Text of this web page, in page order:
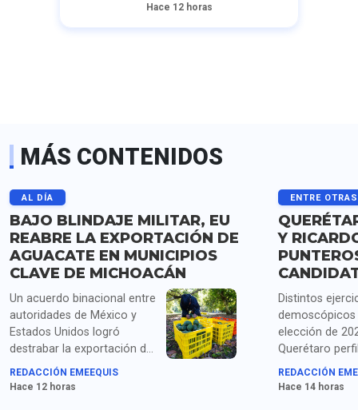
Hace 12 horas
MÁS CONTENIDOS
AL DÍA
BAJO BLINDAJE MILITAR, EU
REABRE LA EXPORTACIÓN DE
AGUACATE EN MUNICIPIOS
CLAVE DE MICHOACÁN
Un acuerdo binacional entre
autoridades de México y
Estados Unidos logró
destrabar la exportación de
más de mil toneladas de
aguacate michoacano
REDACCIÓN EMEEQUIS
Hace 12 horas
ENTRE
Y
Distintos
elección de
Querétaro
Santiago
Astudillo
REDACCIÓN
Hace 14 horas